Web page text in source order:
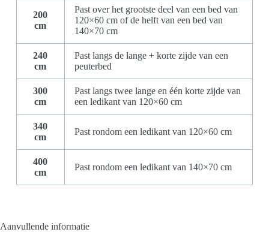
200
cm
Past over het grootste deel van een bed van
120×60 cm of de helft van een bed van
140×70 cm
240
cm
Past langs de lange + korte zijde van een
peuterbed
300
cm
Past langs twee lange en één korte zijde van
een ledikant van 120×60 cm
340
cm
Past rondom een ledikant van 120×60 cm
400
cm
Past rondom een ledikant van 140×70 cm
Aanvullende informatie